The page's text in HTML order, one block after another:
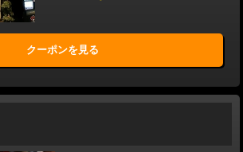
クーポンを見る